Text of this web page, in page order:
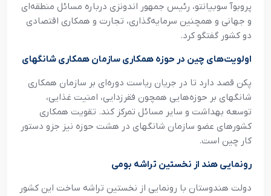
پروبوآ سوبیانتو، رئیس جمهور اندونزی درباره مسائل منطقه‌ای
و جهانی و همچنین سرمایه‌گذاری، تجارت و همکاری اقتصادی
دو کشور گفتگو کرد.
اولویت‌های چین در حوزه همکاری سازمان همکاری شانگهای
پکن قصد دارد تا در جریان ریاست دوره‌ای بر سازمان همکاری
شانگهای بر حوزه‌هایی همچون فقرزدایی، امنیت غذایی،
توسعه بهداشت و سایر مسائل تمرکز کند. تقویت همکاری
کشورهای عضو سازمان شانگهای در هشت حوزه نیز جزو دستور
کار چین است.
رونمایی هند از نخستین تراشه بومی
دولت هندوستان با رونمایی از نخستین تراشه ساخت این کشور